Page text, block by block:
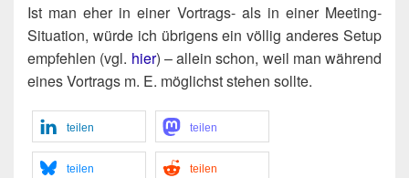
Ist man eher in einer Vor­trags- als in einer Mee­ting-
Situa­ti­on, wür­de ich übri­gens ein völ­lig ande­res Set­up
emp­feh­len (vgl. hier) – allein schon, weil man wäh­rend
eines Vor­trags m. E. mög­lichst ste­hen sollte.
tei­len tei­len
tei­len tei­len